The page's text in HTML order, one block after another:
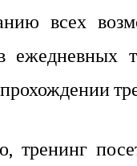
всех
тренинг